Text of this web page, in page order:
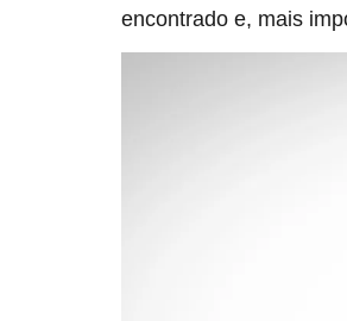
encontrado e, mais